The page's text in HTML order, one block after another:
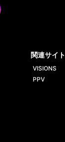
関連サイト
VISIONS
PPV